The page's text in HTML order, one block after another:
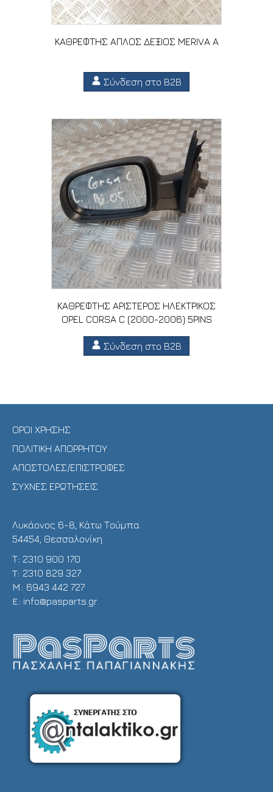
ΚΑΘΡΕΦΤΗΣ ΑΠΛΟΣ ΔΕΞΙΟΣ MERIVA A
Σύνδεση στο B2B
ΚΑΘΡΕΦΤΗΣ ΑΡΙΣΤΕΡΟΣ ΗΛΕΚΤΡΙΚΟΣ
OPEL CORSA C (2000-2006) 5PINS
Σύνδεση στο B2B
ΟΡΟΙ ΧΡΗΣΗΣ
ΠΟΛΙΤΙΚΗ ΑΠΟΡΡΗΤΟΥ
ΑΠΟΣΤΟΛΕΣ/ΕΠΙΣΤΡΟΦΕΣ
ΣΥΧΝΕΣ ΕΡΩΤΗΣΕΙΣ
Λυκάονος 6-8, Κάτω Τούμπα
54454, Θεσσαλονίκη
Τ: 2310 900 170
T: 2310 829 327
Μ: 6943 442 727
E: info@pasparts.gr